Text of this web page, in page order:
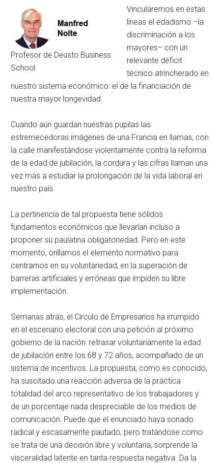
Profesor de Deusto Business
School
Vincularemos en estas
líneas el edadismo –la
discriminación a los
mayores– con un
relevante déficit
técnico atrincherado en
nuestro sistema económico: el de la financiación de
nuestra mayor longevidad.
Cuando aún guardan nuestras pupilas las
estremecedoras imágenes de una Francia en llamas, con
la calle manifestándose violentamente contra la reforma
de la edad de jubilación, la cordura y las cifras llaman una
vez más a estudiar la prolongación de la vida laboral en
nuestro país.
La pertinencia de tal propuesta tiene sólidos
fundamentos económicos que llevarían incluso a
proponer su paulatina obligatoriedad. Pero en este
momento, orillamos el elemento normativo para
centrarnos en su voluntariedad, en la superación de
barreras artificiales y erróneas que impiden su libre
implementación.
Semanas atrás, el Círculo de Empresarios ha irrumpido
en el escenario electoral con una petición al próximo
gobierno de la nación: retrasar voluntariamente la edad
de jubilación entre los 68 y 72 años, acompañado de un
sistema de incentivos. La propuesta, como es conocido,
ha suscitado una reacción adversa de la práctica
totalidad del arco representativo de los trabajadores y
de un porcentaje nada despreciable de los medios de
comunicación. Puede que el enunciado haya sonado
radical y escasamente pautado, pero tratándose como
se trata de una decisión libre y voluntaria, sorprende la
visceralidad latente en tanta respuesta negativa. Da la